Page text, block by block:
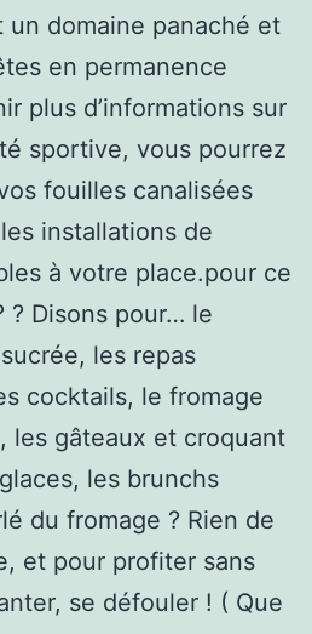
un domaine panaché et
en permanence
plus d’informations sur
sportive, vous pourrez
fouilles canalisées
installations de
à votre place.pour ce
? Disons pour… le
les repas
cocktails, le fromage
les gâteaux et croquant
les brunchs
du fromage ? Rien de
et pour profiter sans
se défouler ! ( Que